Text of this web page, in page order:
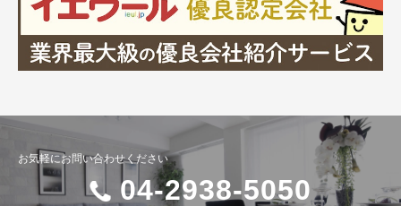
お気軽にお問い合わせください
04-2938-5050